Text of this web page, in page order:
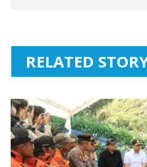
RELATED